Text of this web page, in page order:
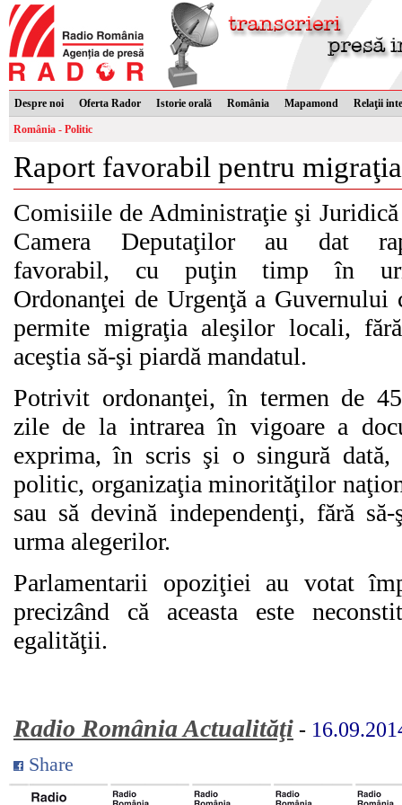
Despre noi Oferta Rador Istorie orală România Mapamond Relaţii
România - Politic
Raport favorabil pentru
Comisiile de Administraţie şi
Camera Deputaţilor au dat
favorabil, cu puţin timp în
Ordonanţei de Urgenţă a Guvernului
permite migraţia aleşilor locali,
aceştia să-şi piardă mandatul.
Potrivit ordonanţei, în termen de
zile de la intrarea în vigoare a
exprima, în scris şi o singură
politic, organizaţia minorităţilor
sau să devină independenţi, fără
urma alegerilor.
Parlamentarii opoziţiei au votat
precizând că aceasta este
egalităţii.
Radio România Actualităţi -
Share